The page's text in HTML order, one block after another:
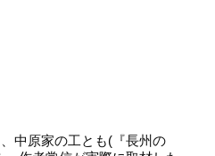
中原家の工とも(『長州の